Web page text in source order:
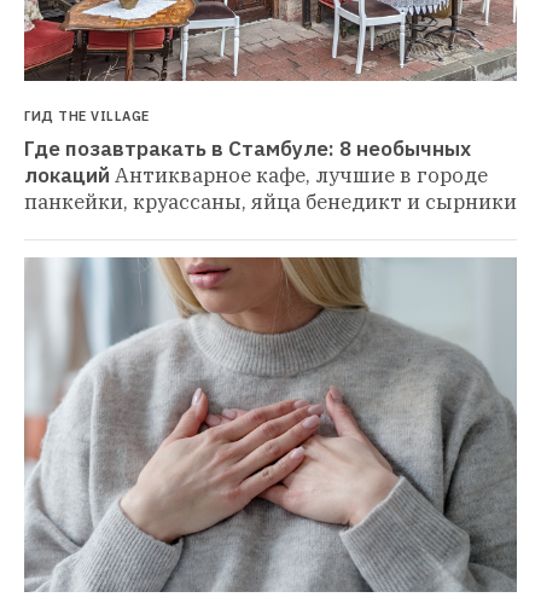
ГИД THE VILLAGE
Где позавтракать в Стамбуле: 8 необычных
локаций Антикварное кафе, лучшие в городе
панкейки, круассаны, яйца бенедикт и сырники